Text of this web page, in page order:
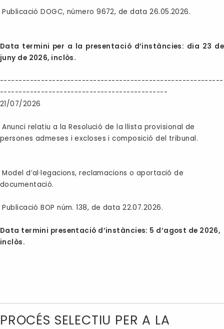
Publicació DOGC, número 9672, de data 26.05.2026.
Data termini per a la presentació d’instàncies: dia 23 de
juny de 2026, inclòs.
------------------------------------------------------------
---------------------------------------------
21/07/2026
Anunci relatiu a la Resolució de la llista provisional de
persones admeses i excloses i composició del tribunal.
Model d’al·legacions, reclamacions o aportació de
documentació.
Publicació BOP núm. 138, de data 22.07.2026.
Data termini presentació d’instàncies: 5 d’agost de 2026,
inclòs.
PROCÉS SELECTIU PER A LA